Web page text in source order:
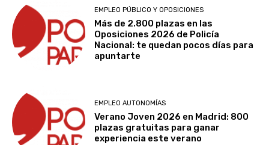
EMPLEO PÚBLICO Y OPOSICIONES
Más de 2.800 plazas en las
Oposiciones 2026 de Policía
Nacional: te quedan pocos días para
apuntarte
EMPLEO AUTONOMÍAS
Verano Joven 2026 en Madrid: 800
plazas gratuitas para ganar
experiencia este verano